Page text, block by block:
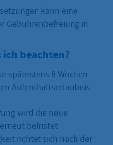
kann eine
Gebührenbefreiung in
ich beachten?
spätestens 8 Wochen
Aufenthaltserlaubnis
wird die neue
befristet
richtet sich nach der